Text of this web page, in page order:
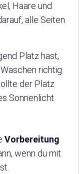
Haare und
alle Seiten
Platz hast,
richtig
der Platz
Sonnenlicht
Vorbereitung
wenn du mit